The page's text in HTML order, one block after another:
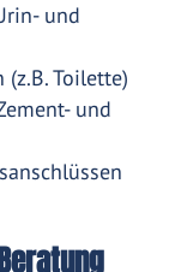
und
Toilette)
und